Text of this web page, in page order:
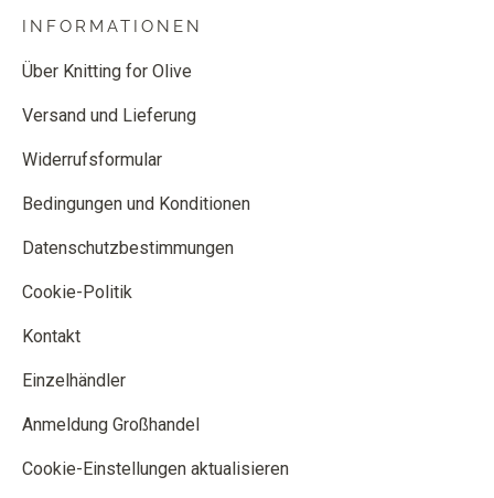
INFORMATIONEN
Über Knitting for Olive
Versand und Lieferung
Widerrufsformular
Bedingungen und Konditionen
Datenschutzbestimmungen
Cookie-Politik
Kontakt
Einzelhändler
Anmeldung Großhandel
Cookie-Einstellungen aktualisieren